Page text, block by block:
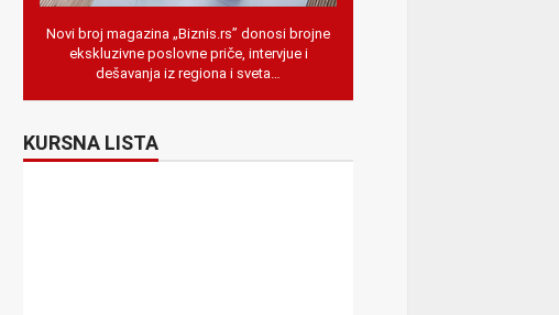
Novi broj magazina „Biznis.rs” donosi brojne
ekskluzivne poslovne priče, intervjue i
dešavanja iz regiona i sveta…
KURSNA LISTA